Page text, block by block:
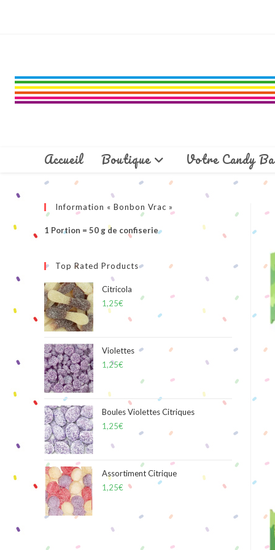
Accueil Boutique Votre Candy
Information « Bonbon Vrac »
1 Portion = 50 g de confiserie
Top Rated Products
Citricola
1,25€
Violettes
1,25€
Boules Violettes Citriques
1,25€
Assortiment Citrique
1,25€